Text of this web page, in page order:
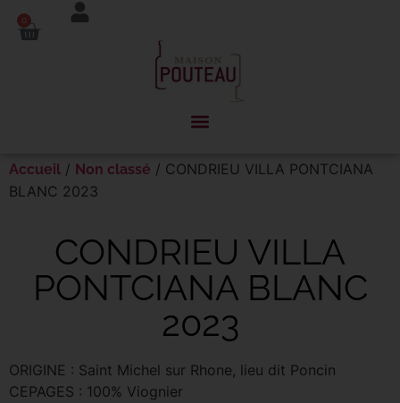
0
Accueil / Non classé / CONDRIEU VILLA PONTCIANA
BLANC 2023
CONDRIEU VILLA
PONTCIANA BLANC
2023
ORIGINE : Saint Michel sur Rhone, lieu dit Poncin
CEPAGES : 100% Viognier
Panneau de gestion des cookies